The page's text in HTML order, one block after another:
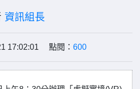
資訊組長
17:02:01 點閱： 600